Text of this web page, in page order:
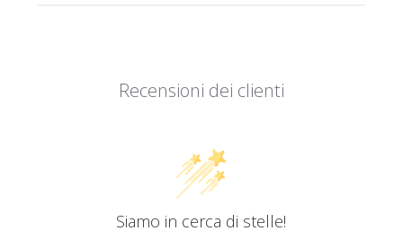
Recensioni dei clienti
Siamo in cerca di stelle!